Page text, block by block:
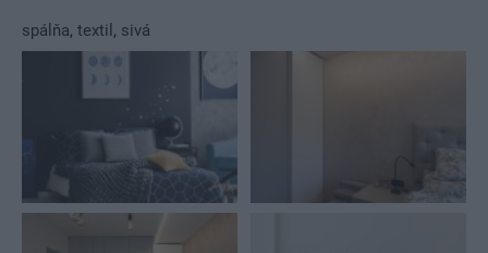
spálňa, textil , sivá